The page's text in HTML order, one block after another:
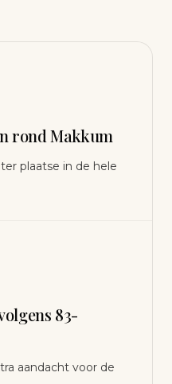
rond Makkum
plaatse in de hele
83-
aandacht voor de